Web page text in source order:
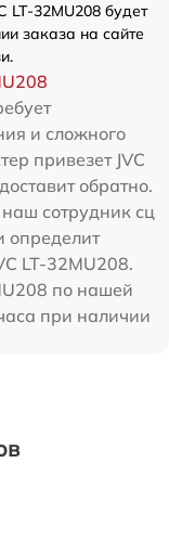
LT-32MU208 будет
заказа на сайте
и сложного
привезет JVC
обратно.
сотрудник сц
определит
LT-32MU208.
по нашей
при наличии